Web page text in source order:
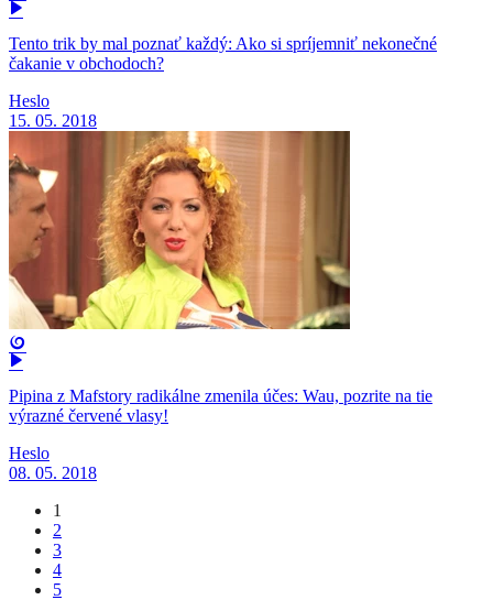
Tento trik by mal poznať každý: Ako si spríjemniť nekonečné
čakanie v obchodoch?
Heslo
15. 05. 2018
Pipina z Mafstory radikálne zmenila účes: Wau, pozrite na tie
výrazné červené vlasy!
Heslo
08. 05. 2018
1
2
3
4
5